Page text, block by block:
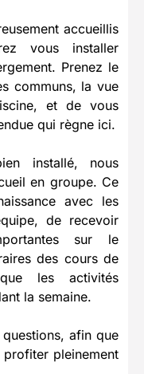
accueillis
vous installer
Prenez le
communs, la vue
et de vous
qui règne ici.
installé, nous
en groupe. Ce
avec les
de recevoir
sur le
des cours de
les activités
la semaine.
afin que
profiter pleinement